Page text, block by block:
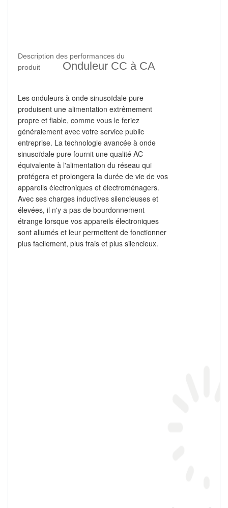
Description des performances du
produit Onduleur CC à CA
Les onduleurs à onde sinusoïdale pure
produisent une alimentation extrêmement
propre et fiable, comme vous le feriez
généralement avec votre service public
entreprise. La technologie avancée à onde
sinusoïdale pure fournit une qualité AC
équivalente à l'alimentation du réseau qui
protégera et prolongera la durée de vie de vos
appareils électroniques et électroménagers.
Avec ses charges inductives silencieuses et
élevées, il n'y a pas de bourdonnement
étrange lorsque vos appareils électroniques
sont allumés et leur permettent de fonctionner
plus facilement, plus frais et plus silencieux.